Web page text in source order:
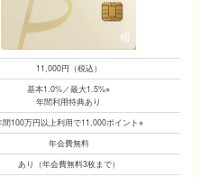
11,000円（税込）
基本1.0%／最大1.5%※
年間利用特典あり
間100万円以上利用で11,000ポイント※
年会費無料
あり（年会費無料3枚まで）